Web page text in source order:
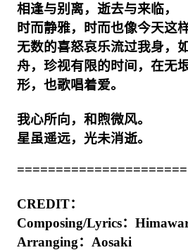
相逢与别离，逝去与来临，
时而静雅，时而也像今天这
无数的喜怒哀乐流过我身，
舟，珍视有限的时间，在无
形，也歌唱着爱。
我心所向，和煦微风。
星虽遥远，光未消逝。
CREDIT：
Composing/Lyrics：
Arranging：Aosaki